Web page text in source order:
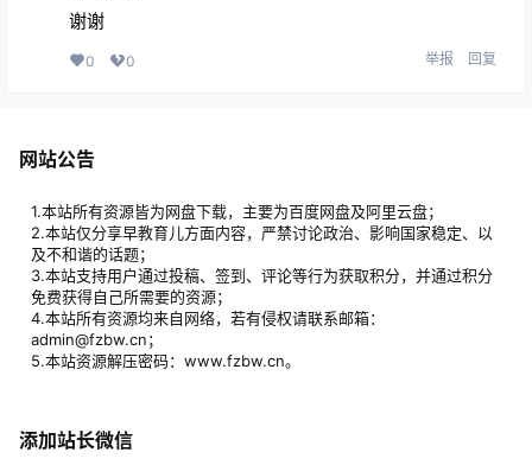
谢谢
0 0 举报 回复
网站公告
1.本站所有资源皆为网盘下载，主要为百度网盘及阿里云盘；
2.本站仅分享早教育儿方面内容，严禁讨论政治、影响国家稳定、以
及不和谐的话题；
3.本站支持用户通过投稿、签到、评论等行为获取积分，并通过积分
免费获得自己所需要的资源；
4.本站所有资源均来自网络，若有侵权请联系邮箱：
admin@fzbw.cn；
5.本站资源解压密码：www.fzbw.cn。
添加站长微信